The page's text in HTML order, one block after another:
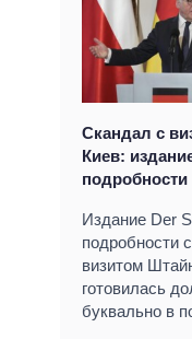
Скандал с
Киев:
подробности
Издание Der
подробности
визитом
готовилась
буквально в